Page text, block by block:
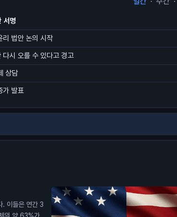
서명
리 법안 논의 시작
다시 오를 수 있다고 경고
상담
가 발표
. 이들은 연간 3
의 약 63%가